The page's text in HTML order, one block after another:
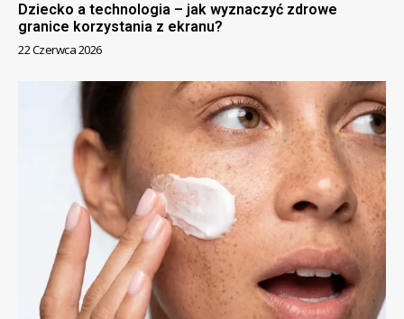
Dziecko a technologia – jak wyznaczyć zdrowe
granice korzystania z ekranu?
22 Czerwca 2026